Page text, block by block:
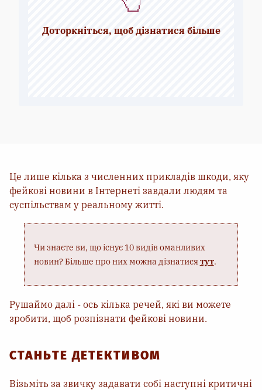
Доторкніться, щоб дізнатися більше
зв'язку з використанням фейкових
ненависницьких висловлювань проти
Це лише кілька з численних прикладів шкоди, яку
фейкові новини в Інтернеті завдали людям та
суспільствам у реальному житті.
Чи знаєте ви, що існує 10 видів оманливих
новин? Більше про них можна дізнатисятут.
Рушаймо далі - ось кілька речей, які ви можете
зробити, щоб розпізнати фейкові новини.
СТАНЬТЕ ДЕТЕКТИВОМ
Візьміть за звичку задавати собі наступні критичні